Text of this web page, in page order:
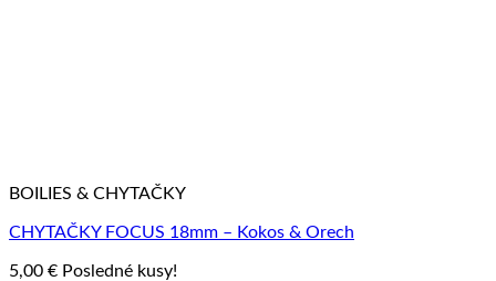
BOILIES & CHYTAČKY
CHYTAČKY FOCUS 18mm – Kokos & Orech
5,00 € Posledné kusy!